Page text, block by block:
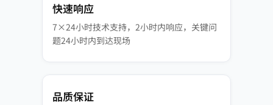
快速响应
7×24小时技术支持，2小时内响应，关键问
题24小时内到达现场
品质保证